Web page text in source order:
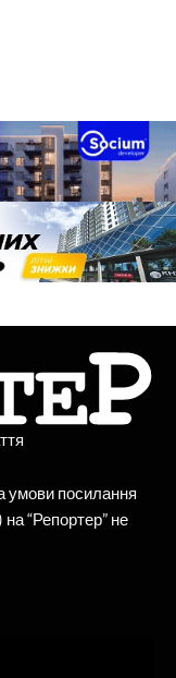
умови посилання
“Репортер” не